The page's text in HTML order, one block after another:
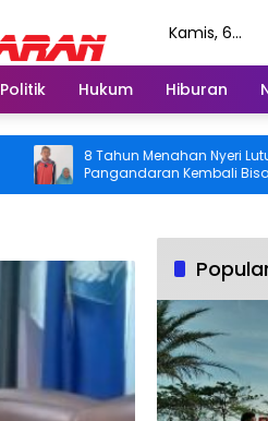
Kamis, 6
Politik Hukum Hiburan
8 Tahun Menahan Nyeri Lutut,
Pangandaran Kembali Bisa
Usai Operasi Gratis Ditanggung